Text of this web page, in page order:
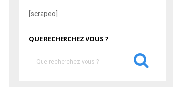
[scrapeo]
QUE RECHERCHEZ VOUS ?